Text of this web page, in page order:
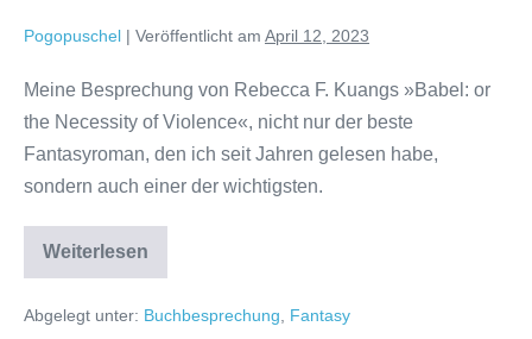
Pogopuschel | Veröffentlicht am April 12, 2023
Meine Besprechung von Rebecca F. Kuangs »Babel: or
the Necessity of Violence«, nicht nur der beste
Fantasyroman, den ich seit Jahren gelesen habe,
sondern auch einer der wichtigsten.
Weiterlesen
Necessity
of
Abgelegt unter: Buchbesprechung, Fantasy